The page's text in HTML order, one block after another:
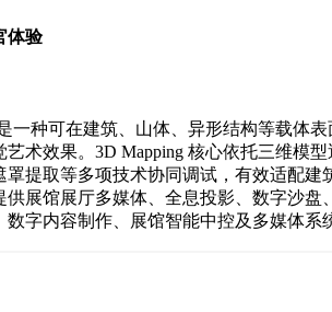
体验
一种可在建筑、山体、异形结构等载体
术效果。3D Mapping 核心依托三维模
提取等多项技术协同调试，有效适配
展馆展厅多媒体、全息投影、数字沙
字内容制作、展馆智能中控及多媒体系